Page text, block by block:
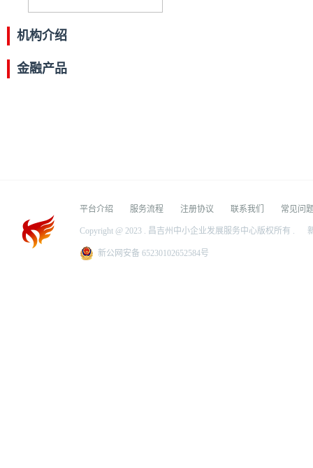
机构介绍
金融产品
平台介绍 服务流程 注册协议 联系我们 常见问
Copyright @ 2023 . 昌吉州中小企业发展服务中心版权所有 .
新公网安备 65230102652584号